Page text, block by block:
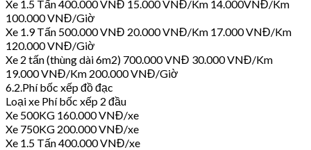
Xe 1.5 Tấn 400.000 VNĐ 15.000 VNĐ/Km 14.000VNĐ/Km
100.000 VNĐ/Giờ
Xe 1.9 Tấn 500.000 VNĐ 20.000 VNĐ/Km 17.000 VNĐ/Km
120.000 VNĐ/Giờ
Xe 2 tấn (thùng dài 6m2) 700.000 VNĐ 30.000 VNĐ/Km
19.000 VNĐ/Km 200.000 VNĐ/Giờ
6.2.Phí bốc xếp đồ đạc
Loại xe Phí bốc xếp 2 đầu
Xe 500KG 160.000 VNĐ/xe
Xe 750KG 200.000 VNĐ/xe
Xe 1.5 Tấn 400.000 VNĐ/xe